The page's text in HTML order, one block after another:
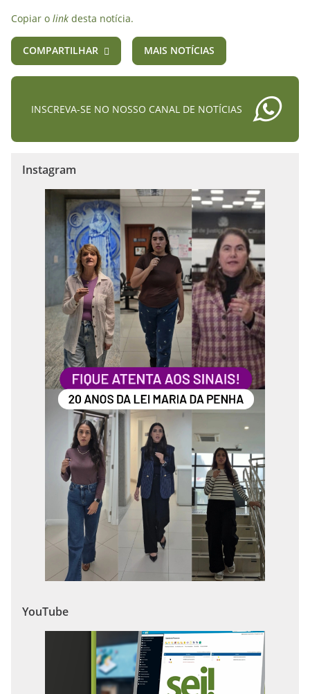
Copiar o link desta notícia.
COMPARTILHAR MAIS NOTÍCIAS
INSCREVA-SE NO NOSSO CANAL DE NOTÍCIAS
Instagram
YouTube